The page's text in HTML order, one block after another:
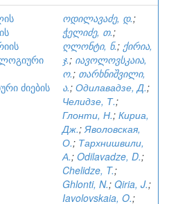
ძიების
ოდილავაძე, დ.;
ჭელიძე, თ.;
ღლონტი, ნ.; ქირია,
ჯ.; იავოლოვსკაია,
ო.; თარხნიშვილი,
ა.; Одилавадзе, Д.;
Челидзе, Т.;
Глонти, Н.; Кириа,
Дж.;Яволовская,
О.; Тархнишвили,
А.; Odilavadze, D.;
Chelidze, T.;
Ghlonti, N.; Qiria, J.;
Iavolovskaia, O.;